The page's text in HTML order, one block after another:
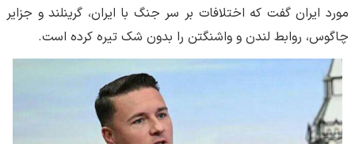
مورد ایران گفت که اختلافات بر سر جنگ با ایران، گرینلند و جزایر
چاگوس، روابط لندن و واشنگتن را بدون شک تیره کرده است.